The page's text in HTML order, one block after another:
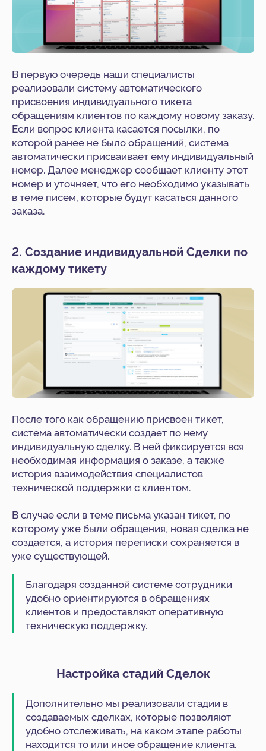
В первую очередь наши специалисты
реализовали систему автоматического
присвоения индивидуального тикета
обращениям клиентов по каждому новому заказу.
Если вопрос клиента касается посылки, по
которой ранее не было обращений, система
автоматически присваивает ему индивидуальный
номер. Далее менеджер сообщает клиенту этот
номер и уточняет, что его необходимо указывать
в теме писем, которые будут касаться данного
заказа.
2. Создание индивидуальной Сделки по
каждому тикету
После того как обращению присвоен тикет,
система автоматически создает по нему
индивидуальную сделку. В ней фиксируется вся
необходимая информация о заказе, а также
история взаимодействия специалистов
технической поддержки с клиентом.
В случае если в теме письма указан тикет, по
которому уже были обращения, новая сделка не
создается, а история переписки сохраняется в
уже существующей.
Благодаря созданной системе сотрудники
удобно ориентируются в обращениях
клиентов и предоставляют оперативную
техническую поддержку.
Настройка стадий Сделок
Дополнительно мы реализовали стадии в
создаваемых сделках, которые позволяют
удобно отслеживать, на каком этапе работы
находится то или иное обращение клиента.
Оставьте заявку
Хотите внедрить решение
в вашей компании?